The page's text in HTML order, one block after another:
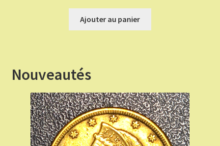
prix
initial
était :
prix
actuel
est :
Ajouter au panier
Nouveautés